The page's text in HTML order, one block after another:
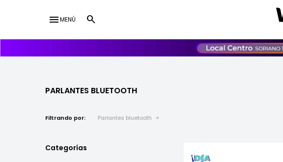
menuMENÚ
PARLANTES BLUETOOTH
Filtrando por: Parlantes bluetooth
Categorías